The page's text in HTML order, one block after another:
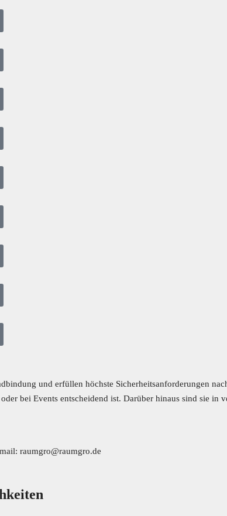
und erfüllen höchste Sicherheitsanforderungen
bei Events entscheidend ist. Darüber hinaus sind sie in
raumgro@raumgro.de